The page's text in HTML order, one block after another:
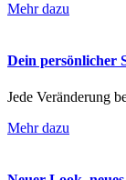
Mehr dazu
Dein persönlicher
Jede Veränderung
Mehr dazu